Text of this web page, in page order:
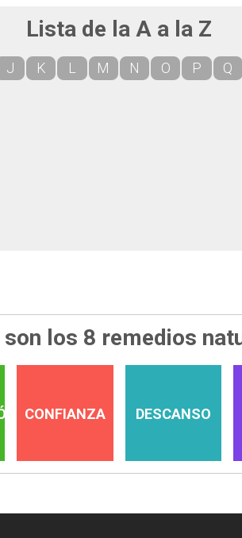
Lista de la A a la Z
J K L M N O P Q
son los 8 remedios
CONFIANZA DESCANSO